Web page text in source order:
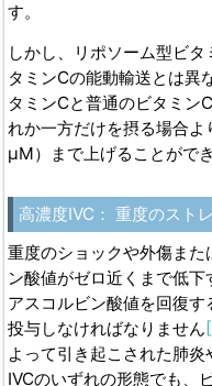
す。
しかし、リポソーム型ビ
タミンCの能動輸送とは異
タミンCと普通のビタミン
れか一方だけを摂る場合
μM）まで上げることがで
高濃度IVC ： 重度のスト
重度のショックや外傷ま
ン酸値がゼロ近くまで低
アスコルビン酸値を回復
投与しなければなりません
よって引き起こされた肺
IVCのいずれの形態でも、